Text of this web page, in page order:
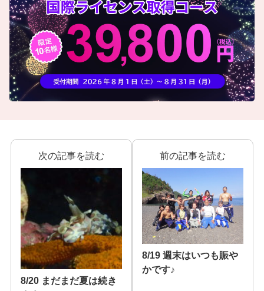
次の記事を読む
8/20 まだまだ夏は続き
前の記事を読む
8/19 週末はいつも賑や
かです♪